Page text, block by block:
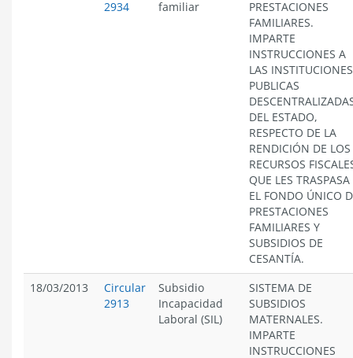
2934
familiar
PRESTACIONES
FAMILIARES.
IMPARTE
INSTRUCCIONES A
LAS INSTITUCIONES
PUBLICAS
DEL ESTADO,
RESPECTO DE LA
RENDICIÓN DE LOS
RECURSOS
QUE LES TRASPASA
EL FONDO ÚNICO
PRESTACIONES
FAMILIARES Y
SUBSIDIOS DE
CESANTÍA.
18/03/2013
Circular
2913
Subsidio
Incapacidad
Laboral (SIL)
SISTEMA DE
SUBSIDIOS
MATERNALES.
IMPARTE
INSTRUCCIONES